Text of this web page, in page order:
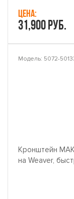
Цена:
31,900 руб.
Модель: 5072-
Кронштейн
на Weaver,